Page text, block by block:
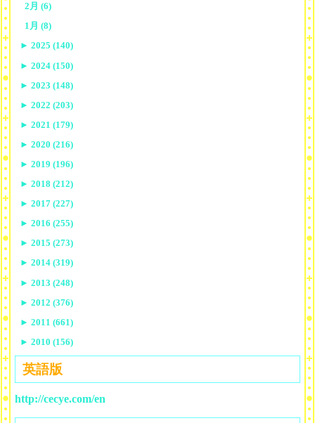
2月 (6)
1月 (8)
► 2025 (140)
► 2024 (150)
► 2023 (148)
► 2022 (203)
► 2021 (179)
► 2020 (216)
► 2019 (196)
► 2018 (212)
► 2017 (227)
► 2016 (255)
► 2015 (273)
► 2014 (319)
► 2013 (248)
► 2012 (376)
► 2011 (661)
► 2010 (156)
英語版
http://cecye.com/en